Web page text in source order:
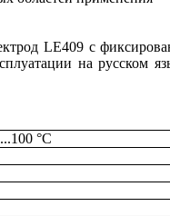
LE409 с
на русском
°C